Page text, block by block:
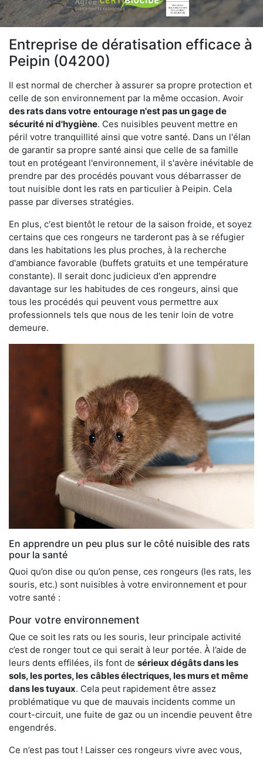
Entreprise de dératisation efficace à
Peipin (04200)
Il est normal de chercher à assurer sa propre protection et
celle de son environnement par la même occasion. Avoir
des rats dans votre entourage n'est pas un gage de
sécurité ni d'hygiène. Ces nuisibles peuvent mettre en
péril votre tranquillité ainsi que votre santé. Dans un l'élan
de garantir sa propre santé ainsi que celle de sa famille
tout en protégeant l'environnement, il s'avère inévitable de
prendre par des procédés pouvant vous débarrasser de
tout nuisible dont les rats en particulier à Peipin. Cela
passe par diverses stratégies.
En plus, c'est bientôt le retour de la saison froide, et soyez
certains que ces rongeurs ne tarderont pas à se réfugier
dans les habitations les plus proches, à la recherche
d'ambiance favorable (buffets gratuits et une température
constante). Il serait donc judicieux d'en apprendre
davantage sur les habitudes de ces rongeurs, ainsi que
tous les procédés qui peuvent vous permettre aux
professionnels tels que nous de les tenir loin de votre
demeure.
En apprendre un peu plus sur le côté nuisible des rats
pour la santé
Quoi qu’on dise ou qu’on pense, ces rongeurs (les rats, les
souris, etc.) sont nuisibles à votre environnement et pour
votre santé :
Pour votre environnement
Que ce soit les rats ou les souris, leur principale activité
c’est de ronger tout ce qui serait à leur portée. À l’aide de
leurs dents effilées, ils font de sérieux dégâts dans les
sols, les portes, les câbles électriques, les murs et même
dans les tuyaux. Cela peut rapidement être assez
problématique vu que de mauvais incidents comme un
court-circuit, une fuite de gaz ou un incendie peuvent être
engendrés.
Ce n’est pas tout ! Laisser ces rongeurs vivre avec vous,